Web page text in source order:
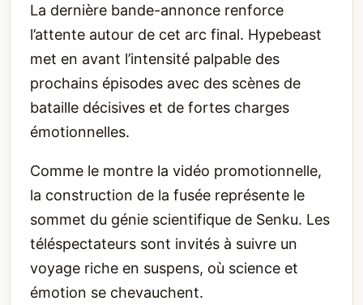
La dernière bande-annonce renforce
l’attente autour de cet arc final. Hypebeast
met en avant l’intensité palpable des
prochains épisodes avec des scènes de
bataille décisives et de fortes charges
émotionnelles.
Comme le montre la vidéo promotionnelle,
la construction de la fusée représente le
sommet du génie scientifique de Senku. Les
téléspectateurs sont invités à suivre un
voyage riche en suspens, où science et
émotion se chevauchent.